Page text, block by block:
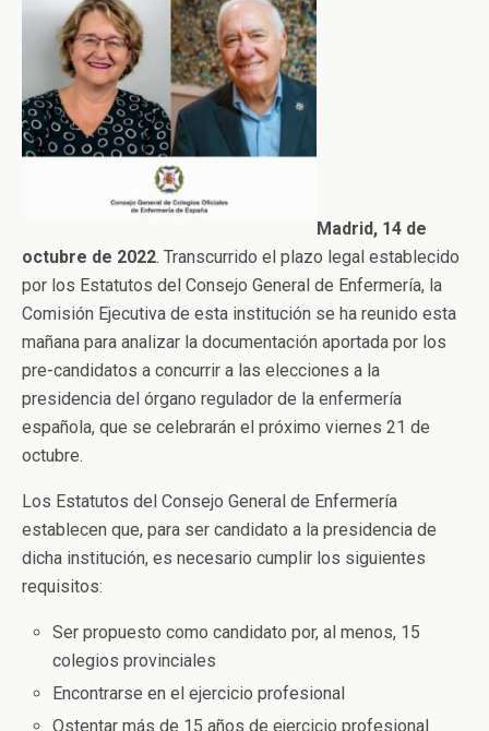
Madrid, 14 de
octubre de 2022. Transcurrido el plazo legal establecido
por los Estatutos del Consejo General de Enfermería, la
Comisión Ejecutiva de esta institución se ha reunido esta
mañana para analizar la documentación aportada por los
pre-candidatos a concurrir a las elecciones a la
presidencia del órgano regulador de la enfermería
española, que se celebrarán el próximo viernes 21 de
octubre.
Los Estatutos del Consejo General de Enfermería
establecen que, para ser candidato a la presidencia de
dicha institución, es necesario cumplir los siguientes
requisitos:
Ser propuesto como candidato por, al menos, 15
colegios provinciales
Encontrarse en el ejercicio profesional
Ostentar más de 15 años de ejercicio profesional